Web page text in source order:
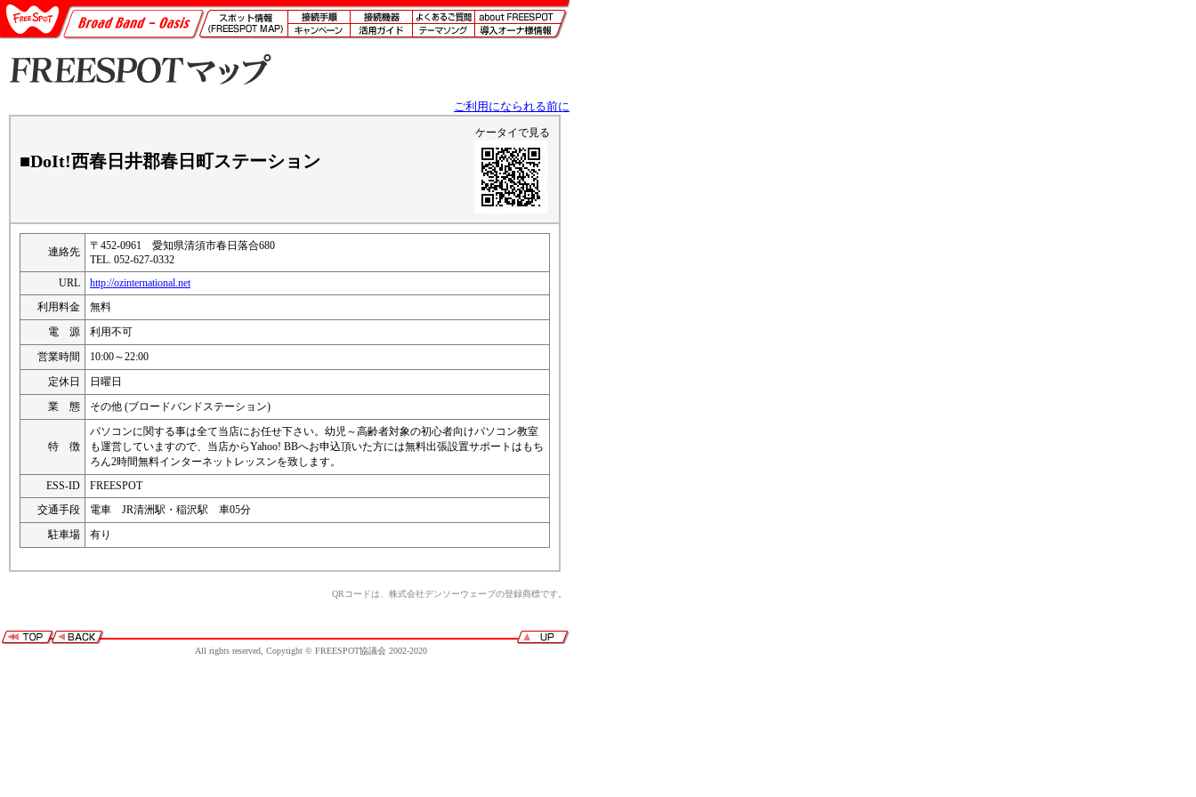
ご利用になられる前に
■DoIt!西春日井郡春日町ステーション
ケータイで見る
連絡先
〒452-0961 愛知県清須市春日落合680
TEL. 052-627-0332
URL
http://ozinternational.net
利用料金
無料
電 源
利用不可
営業時間
10:00～22:00
定休日
日曜日
業 態
その他 (ブロードバンドステーション)
特 徴
パソコンに関する事は全て当店にお任せ下さい。幼児～高齢者対象の初心者向けパソコン教室
も運営していますので、当店からYahoo! BBへお申込頂いた方には無料出張設置サポートはもち
ろん2時間無料インターネットレッスンを致します。
ESS-ID
FREESPOT
交通手段
電車 JR清洲駅・稲沢駅 車05分
駐車場
有り
QRコードは、株式会社デンソーウェーブの登録商標です。
All rights reserved, Copyright © FREESPOT協議会 2002-2020